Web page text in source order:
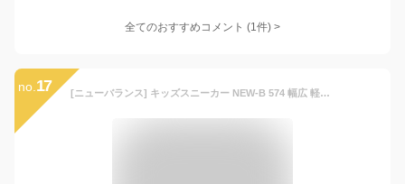
全てのおすすめコメント (1件) >
no. 17 [ニューバランス] キッズスニーカー NEW-B 574 幅広 軽量 マジックテープ BK(ブラック) 15.0 cm W